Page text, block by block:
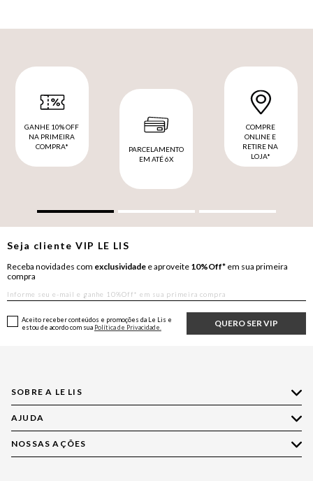
GANHE 10% OFF
NA PRIMEIRA
COMPRA*
PARCELAMENTO
EM ATÉ 6X
COMPRE
ONLINE E
RETIRE NA
LOJA*
Seja clienteVIP LE LIS
Receba novidades com exclusividade e aproveite 10%Off* em sua primeira
compra
QUERO SER VIP
Aceito receber conteúdos e promoções da Le Lis e
estou de acordo com sua Política de Privacidade.
SOBRE A LE LIS
Quem Somos
Nossas Lojas
AJUDA
Compre pelo WhatsApp
NOSSAS AÇÕES